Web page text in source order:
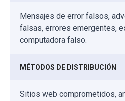
Mensajes de error falsos,
falsas, errores emergentes,
computadora falso.
MÉTODOS DE DISTRIBUCIÓN
Sitios web comprometidos,